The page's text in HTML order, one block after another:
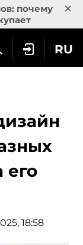
почему
×
RU
его
18:58